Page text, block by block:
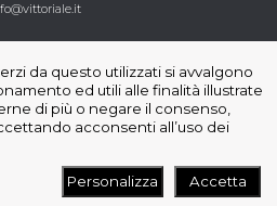
da questo utilizzati si avvalgono
ed utili alle finalità illustrate
di più o negare il consenso,
acconsenti all’uso dei
Personalizza Accetta
condizioni di utilizzo